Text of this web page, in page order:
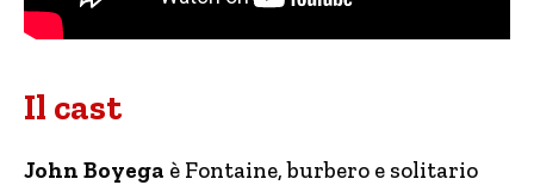
Il cast
John Boyega è Fontaine, burbero e solitario